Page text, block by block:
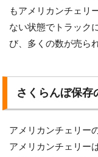
もアメリカンチェリ
ない状態でトラック
び、多くの数が売ら
さくらんぼ保存
アメリカンチェリー
アメリカンチェリー